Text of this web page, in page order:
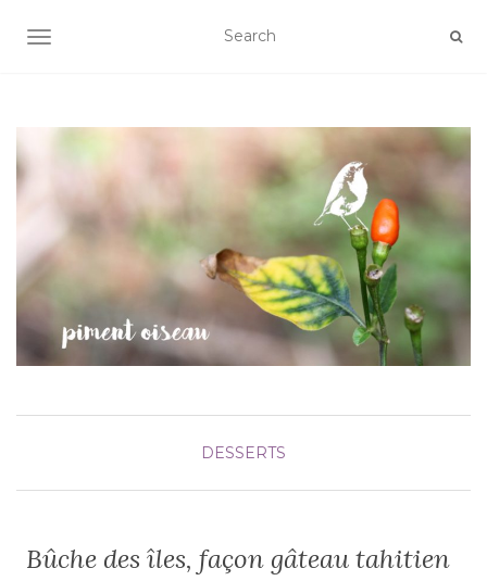
AFFICHER/MASQUER LA NAVIGATION
DESSERTS
Bûche des îles, façon gâteau tahitien